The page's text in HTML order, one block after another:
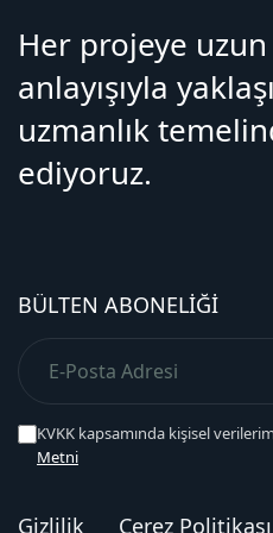
Her projeye
anlayışıyla
uzmanlık
ediyoruz.
BÜLTEN ABONELIĞI
KVKK kapsamında kişisel
Metni
Gizlilik Çerez Politikası